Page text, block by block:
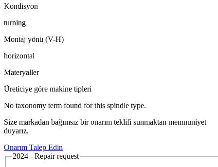
Kondisyon
turning
Montaj yönü (V-H)
horizontal
Materyaller
Üreticiye göre makine tipleri
No taxonomy term found for this spindle type.
Size markadan bağımsız bir onarım teklifi sunmaktan memnuniyet
duyarız.
Onarım Talep Edin
2024 - Repair request